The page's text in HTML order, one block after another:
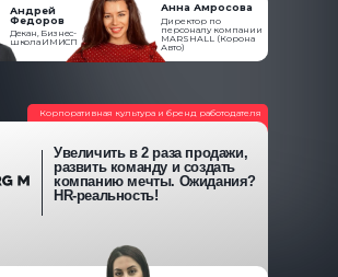
Анна Амросова
Директор по
персоналу компании
MARSHALL (Корона
Авто)
Декан, Бизнес-
школа ИМИСП
Андрей
Федоров
Увеличить в 2 раза продажи,
развить команду и создать
компанию мечты. Ожидания?
HR-реальность!
Корпоративная культура и бренд работодателя